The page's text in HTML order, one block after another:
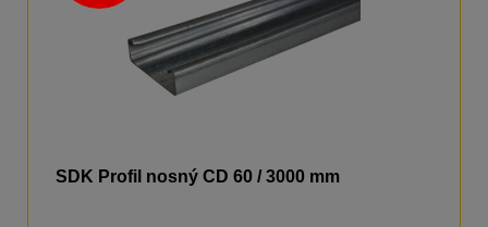
SDK Profil nosný CD 60 / 3000 mm